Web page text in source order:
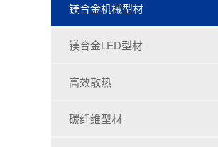
镁合金机械型材
镁合金LED型材
高效散热
碳纤维型材